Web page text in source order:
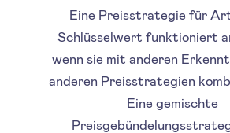
Eine Preisstrategie für
Schlüsselwert funktioniert
wenn sie mit anderen
anderen Preisstrategien
Eine gemischte